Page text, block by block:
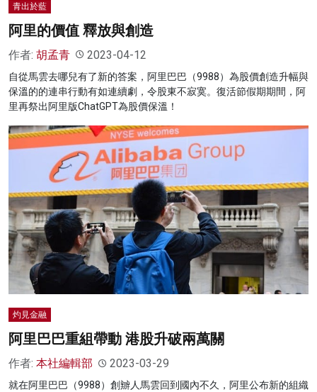
青出於藍
阿里的價值 釋放與創造
作者: 胡孟青 2023-04-12
自從馬雲去哪兒有了新的答案，阿里巴巴（9988）為股價創造升幅與
保溫的的連串行動有如連續劇，令股東不寂寞。復活節假期期間，阿
里再祭出阿里版ChatGPT為股價保溫！
灼見金融
阿里巴巴重組帶動 港股升破兩萬關
作者: 本社編輯部 2023-03-29
就在阿里巴巴（9988）創辧人馬雲回到國內不久，阿里公布新的組織